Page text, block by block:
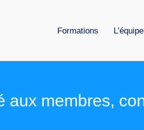
Formations L’équipe
aux membres,